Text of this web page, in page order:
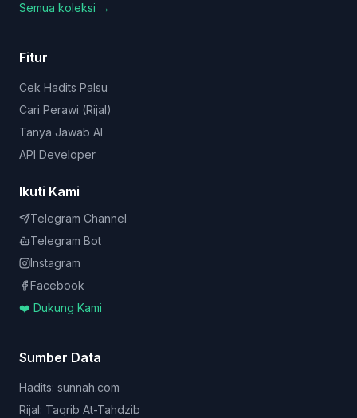
Semua koleksi →
Fitur
Cek Hadits Palsu
Cari Perawi (Rijal)
Tanya Jawab AI
API Developer
Ikuti Kami
Telegram Channel
Telegram Bot
Instagram
Facebook
❤️ Dukung Kami
Sumber Data
Hadits: sunnah.com
Rijal: Taqrib At-Tahdzib